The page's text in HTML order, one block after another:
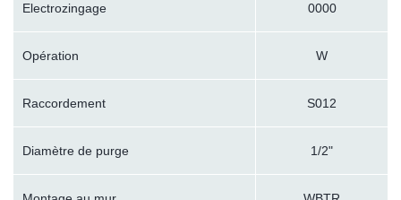
Electrozingage 0000
Opération W
Raccordement S012
Diamètre de purge 1/2"